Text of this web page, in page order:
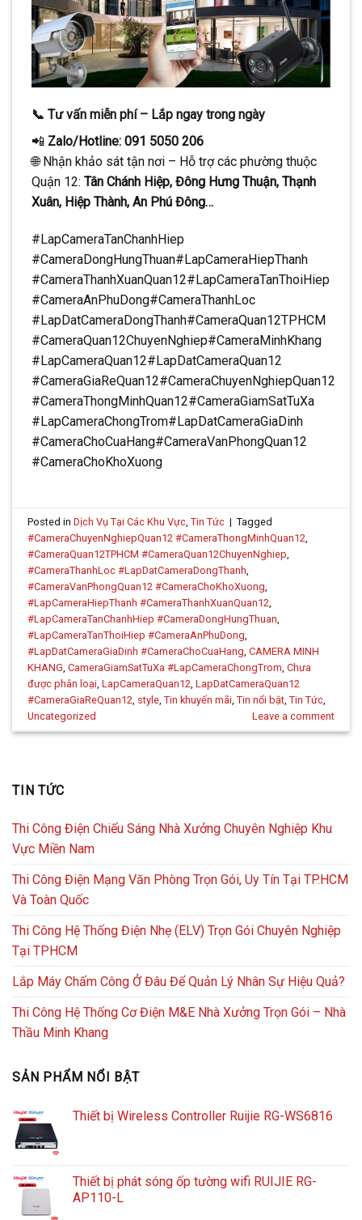
📞 Tư vấn miễn phí – Lắp ngay trong ngày
📲 Zalo/Hotline: 091 5050 206
🌐 Nhận khảo sát tận nơi – Hỗ trợ các phường thuộc
Quận 12: Tân Chánh Hiệp, Đông Hưng Thuận, Thạnh
Xuân, Hiệp Thành, An Phú Đông…
#LapCameraTanChanhHiep
#CameraDongHungThuan#LapCameraHiepThanh
#CameraThanhXuanQuan12#LapCameraTanThoiHiep
#CameraAnPhuDong#CameraThanhLoc
#LapDatCameraDongThanh#CameraQuan12TPHCM
#CameraQuan12ChuyenNghiep#CameraMinhKhang
#LapCameraQuan12#LapDatCameraQuan12
#CameraGiaReQuan12#CameraChuyenNghiepQuan12
#CameraThongMinhQuan12#CameraGiamSatTuXa
#LapCameraChongTrom#LapDatCameraGiaDinh
#CameraChoCuaHang#CameraVanPhongQuan12
#CameraChoKhoXuong
Posted inDịch Vụ Tại Các Khu Vực ,Tin Tức | Tagged
#CameraChuyenNghiepQuan12 #CameraThongMinhQuan12
#CameraQuan12TPHCM #CameraQuan12ChuyenNghiep
#CameraThanhLoc #LapDatCameraDongThanh
#CameraVanPhongQuan12 #CameraChoKhoXuong
#LapCameraHiepThanh #CameraThanhXuanQuan12
#LapCameraTanChanhHiep #CameraDongHungThuan
#LapCameraTanThoiHiep #CameraAnPhuDong
#LapDatCameraGiaDinh #CameraChoCuaHang ,CAMERA MINH
KHANG ,CameraGiamSatTuXa #LapCameraChongTrom ,Chưa
được phân loại ,LapCameraQuan12 ,LapDatCameraQuan12
#CameraGiaReQuan12 style ,Tin khuyến mãi ,Tin nổi bật ,Tin Tức
Uncategorized
Leave a comment
TIN TỨC
Thi Công Điện Chiếu Sáng Nhà Xưởng Chuyên Nghiệp Khu
Vực Miền Nam
Thi Công Điện Mạng Văn Phòng Trọn Gói, Uy Tín Tại TP.HCM
Và Toàn Quốc
Thi Công Hệ Thống Điện Nhẹ (ELV) Trọn Gói Chuyên Nghiệp
Tại TPHCM
Lắp Máy Chấm Công Ở Đâu Để Quản Lý Nhân Sự Hiệu Quả?
Thi Công Hệ Thống Cơ Điện M&E Nhà Xưởng Trọn Gói – Nhà
Thầu Minh Khang
SẢN PHẨM NỔI BẬT
Thiết bị Wireless Controller Ruijie RG-WS6816
Thiết bị phát sóng ốp tường wifi RUIJIE RG-
AP110-L